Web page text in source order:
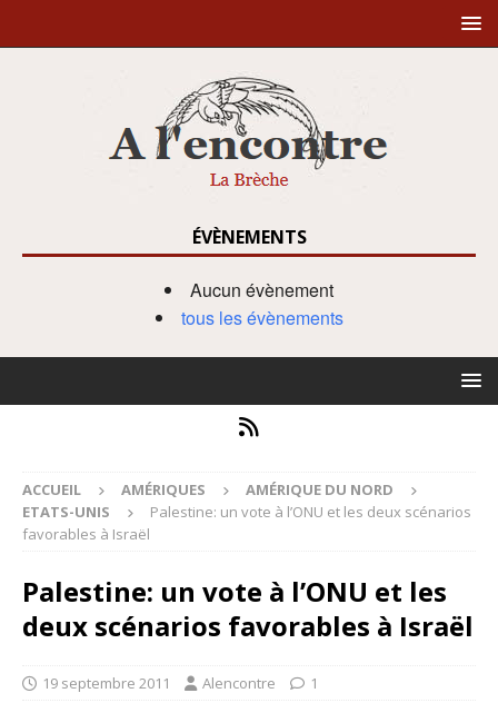
ÉVÈNEMENTS
Aucun évènement
tous les évènements
ACCUEIL AMÉRIQUES
AMÉRIQUE DU NORD
ETATS-UNIS
Palestine: un vote à l’ONU et les deux scénarios
favorables à Israël
Palestine: un vote à l’ONU et les
deux scénarios favorables à Israël
19 septembre 2011 Alencontre 1